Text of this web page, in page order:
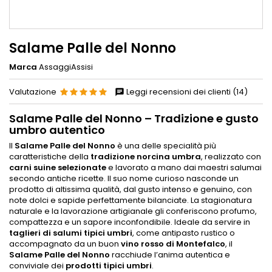
Salame Palle del Nonno
Marca AssaggiAssisi
Valutazione Leggi recensioni dei clienti (14)
Salame Palle del Nonno – Tradizione e gusto
umbro autentico
Il Salame Palle del Nonno è una delle specialità più
caratteristiche della tradizione norcina umbra, realizzato con
carni suine selezionatee lavorato a mano dai maestri salumai
secondo antiche ricette. Il suo nome curioso nasconde un
prodotto di altissima qualità, dal gusto intenso e genuino, con
note dolci e sapide perfettamente bilanciate. La stagionatura
naturale e la lavorazione artigianale gli conferiscono profumo,
compattezza e un sapore inconfondibile. Ideale da servire in
taglieri di salumi tipici umbri, come antipasto rustico o
accompagnato da un buon vino rosso di Montefalco, il
Salame Palle del Nonno racchiude l’anima autentica e
conviviale dei prodotti tipici umbri.